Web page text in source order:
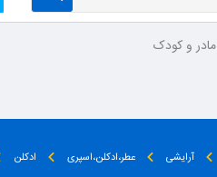
مادر و کودک
آرایشی عطر،ادکلن،اسپری ادکلن